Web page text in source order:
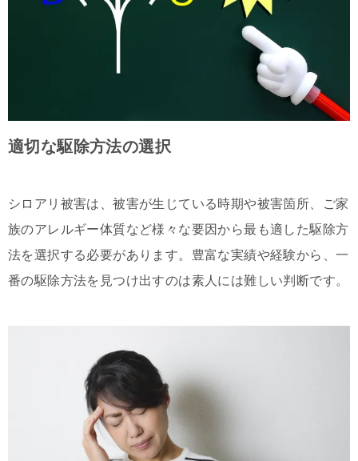
適切な駆除方法の選択
シロアリ被害は、被害が生じている時期や被害箇所、ご家
族のアレルギー体質など様々な要因から最も適した駆除方
法を選択する必要があります。豊富な実績や経験から、一
番の駆除方法を見つけ出すのは素人には難しい判断です。